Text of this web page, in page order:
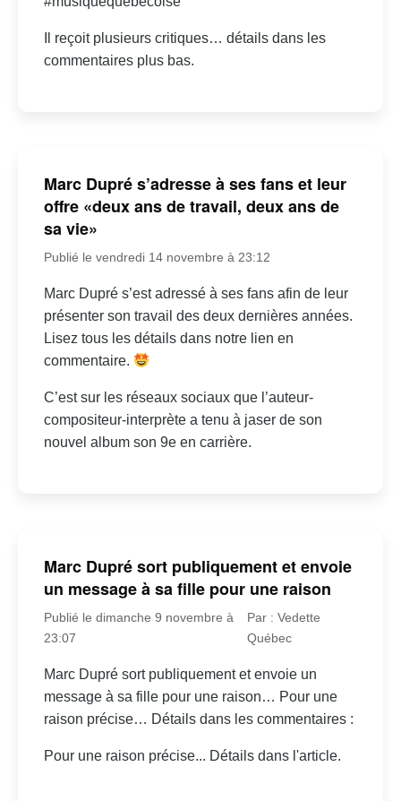
Il reçoit plusieurs critiques… détails dans les
commentaires plus bas.
Marc Dupré s’adresse à ses fans et leur
offre «deux ans de travail, deux ans de
sa vie»
Publié le vendredi 14 novembre à 23:12
Marc Dupré s’est adressé à ses fans afin de leur
présenter son travail des deux dernières années.
Lisez tous les détails dans notre lien en
commentaire.
C’est sur les réseaux sociaux que l’auteur-
compositeur-interprète a tenu à jaser de son
nouvel album son 9e en carrière.
Marc Dupré sort publiquement et envoie
un message à sa fille pour une raison
Publié le dimanche 9 novembre à
23:07
Par : Vedette
Québec
Marc Dupré sort publiquement et envoie un
message à sa fille pour une raison… Pour une
raison précise… Détails dans les commentaires :
Pour une raison précise... Détails dans l'article.